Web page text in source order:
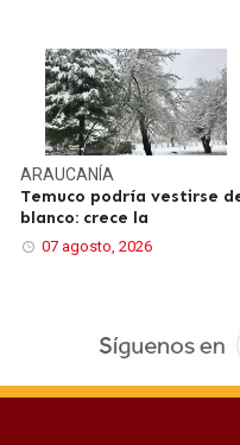
ARAUCANÍA
Temuco podría vestirse
blanco: crece la
07 agosto, 2026